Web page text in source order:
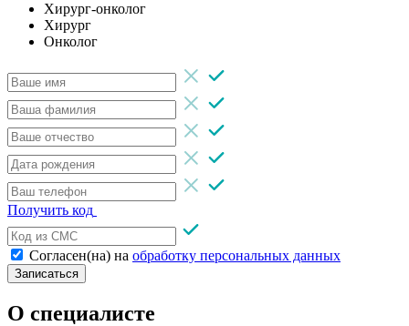
Хирург-онколог
Хирург
Онколог
Получить код
Согласен(на) на обработку персональных данных
Записаться
О специалисте